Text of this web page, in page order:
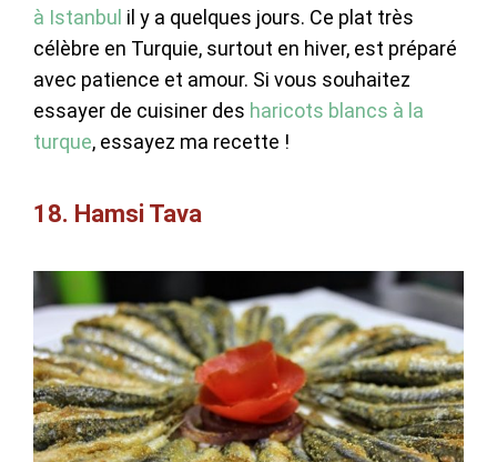
à Istanbul il y a quelques jours. Ce plat très
célèbre en Turquie, surtout en hiver, est préparé
avec patience et amour. Si vous souhaitez
essayer de cuisiner des haricots blancs à la
turque, essayez ma recette !
18. Hamsi Tava